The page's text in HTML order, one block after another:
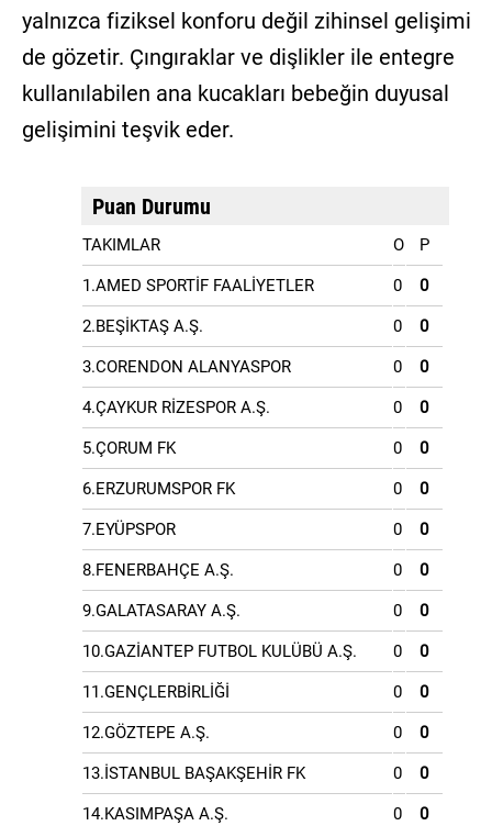
yalnızca fiziksel konforu değil zihinsel gelişimi
de gözetir. Çıngıraklar ve dişlikler ile entegre
kullanılabilen ana kucakları bebeğin duyusal
gelişimini teşvik eder.
Puan Durumu
TAKIMLAR O P
1.AMED SPORTİF FAALİYETLER 0 0
2.BEŞİKTAŞ A.Ş. 0 0
3.CORENDON ALANYASPOR 0 0
4.ÇAYKUR RİZESPOR A.Ş. 0 0
5.ÇORUM FK 0 0
6.ERZURUMSPOR FK 0 0
7.EYÜPSPOR 0 0
8.FENERBAHÇE A.Ş. 0 0
9.GALATASARAY A.Ş. 0 0
10.GAZİANTEP FUTBOL KULÜBÜ A.Ş. 0 0
11.GENÇLERBİRLİĞİ 0 0
12.GÖZTEPE A.Ş. 0 0
13.İSTANBUL BAŞAKŞEHİR FK 0 0
14.KASIMPAŞA A.Ş. 0 0